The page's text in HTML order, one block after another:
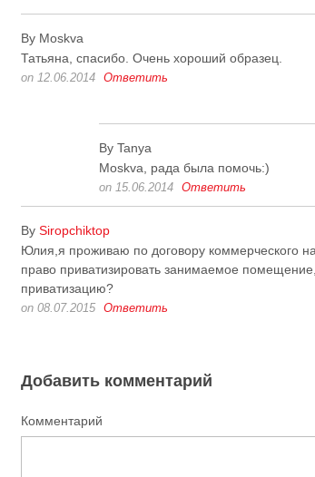
By Moskva
Татьяна, спасибо. Очень хороший образец.
on 12.06.2014 Ответить
By Tanya
Moskva, рада была помочь:)
on 15.06.2014 Ответить
By Siropchiktop
Юлия,я проживаю по договору коммерческого
право приватизировать занимаемое
приватизацию?
on 08.07.2015 Ответить
Добавить комментарий
Комментарий